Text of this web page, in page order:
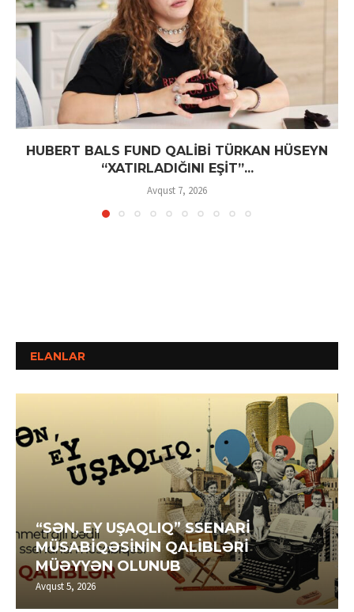
HUBERT BALS FUND QALİBİ TÜRKAN HÜSEYN
“XATIRLADIĞINI EŞİT”...
Avqust 7, 2026
ELANLAR
“SƏN, EY UŞAQLIQ” SSENARİ
MÜSABİQƏSİNİN QALİBLƏRİ
MÜƏYYƏN OLUNUB
Avqust 5, 2026